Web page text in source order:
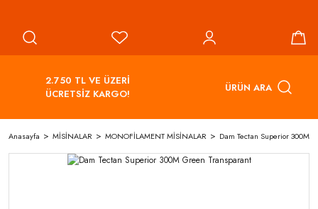
2.750 TL VE ÜZERİ
ÜCRETSİZ KARGO!
ÜRÜN ARA
Anasayfa MİSİNALAR MONOFİLAMENT MİSİNALAR Dam Tectan Superior 300M